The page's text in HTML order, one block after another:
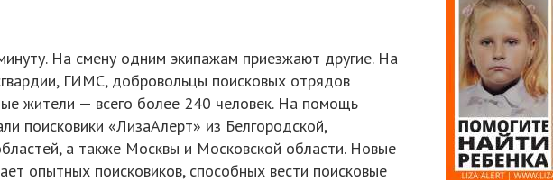
На смену одним экипажам приезжают другие. На
ГИМС, добровольцы поисковых отрядов
жители — всего более 240 человек. На помощь
поисковики «ЛизаАлерт» из Белгородской,
а также Москвы и Московской области. Новые
опытных поисковиков, способных вести поисковые